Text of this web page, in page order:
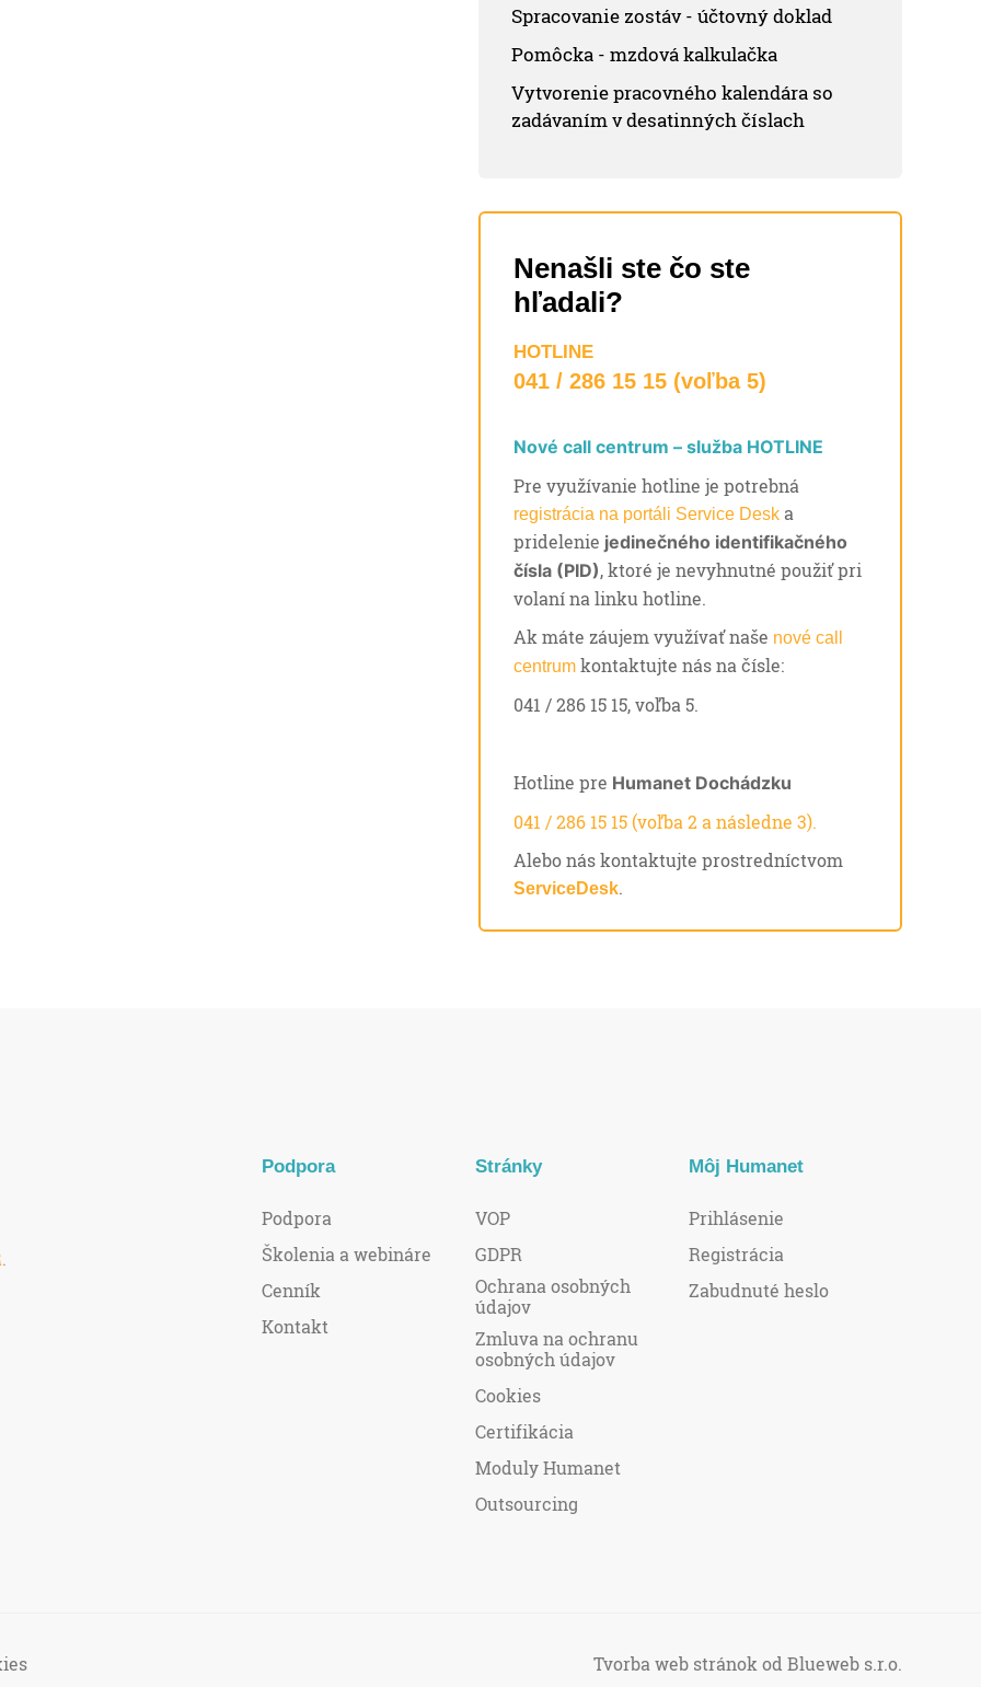
Spracovanie zostáv - účtovný doklad
Pomôcka - mzdová kalkulačka
Vytvorenie pracovného kalendára so
zadávaním v desatinných číslach
Nenašli ste čo ste
hľadali?
HOTLINE
041 / 286 15 15 (voľba 5)
Nové call centrum – služba HOTLINE
Pre využívanie hotline je potrebná
registrácia na portáli Service Desk a
pridelenie jedinečného identifikačného
čísla (PID), ktoré je nevyhnutné použiť pri
volaní na linku hotline.
Ak máte záujem využívať naše nové call
centrum kontaktujte nás na čísle:
041 / 286 15 15, voľba 5.
Hotline pre Humanet Dochádzku
041 / 286 15 15 (voľba 2 a následne 3).
Alebo nás kontaktujte prostredníctvom
ServiceDesk.
Podpora
Podpora
Školenia a webináre
Cenník
Kontakt
Stránky
VOP
GDPR
Ochrana osobných
údajov
Zmluva na ochranu
osobných údajov
Cookies
Certifikácia
Moduly Humanet
Outsourcing
Môj Humanet
Prihlásenie
Registrácia
Zabudnuté heslo
Tvorba web stránok od Blueweb s.r.o.